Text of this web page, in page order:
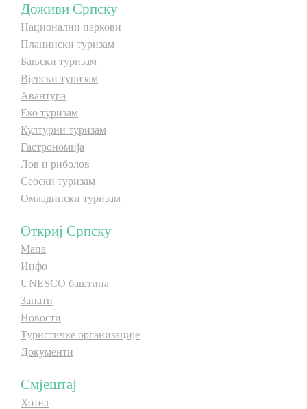
Дестинације
Списак дестинација
Мапа дестинација
Манифестације
Смјештај
Фото
Видео
E-Brochure
Доживи Српску
Национални паркови
Планински туризам
Бањски туризам
Вјерски туризам
Авантура
Еко туризам
Културни туризам
Гастрономија
Лов и риболов
Сеоски туризам
Омладински туризам
Откриј Српску
Мапа
Инфо
UNESCO баштина
Занати
Новости
Туристичке организације
Документи
Смјештај
Хотел